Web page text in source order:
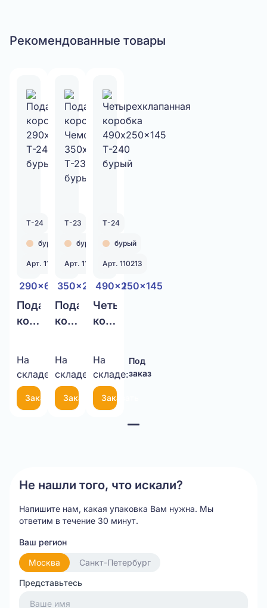
Рекомендованные товары
Т-24
бурый
Арт. 110131
290x65x175
Подарочный
короб
бурый
На
складе:
Под
заказ
Заказать
Т-23
бурый
Арт. 110190
350x200x350
Подарочный
короб
Т-23
бурый
На
складе:
Под
заказ
Заказать
Т-24
бурый
Арт. 110213
490x250x145
Четырехклапанная
коробка
бурый
На
складе:
Под
заказ
Заказать
Не нашли того, что искали?
Напишите нам, какая упаковка Вам нужна. Мы
ответим в течение 30 минут.
Ваш регион
Москва
Санкт-Петербург
Представьтесь